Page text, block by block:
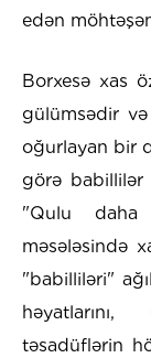
edən
Borxesə xas
gülümsədir
oğurlayan bir
görə babillilər
"Qulu daha
məsələsində
"babilliləri"
təsadüflərin